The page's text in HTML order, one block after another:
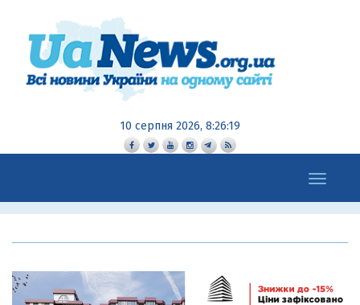
10 серпня 2026, 8:26:20
Toggle
navigation